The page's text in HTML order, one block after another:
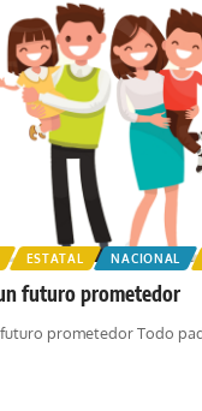
ESTATAL NACIONAL
futuro prometedor
prometedor Todo